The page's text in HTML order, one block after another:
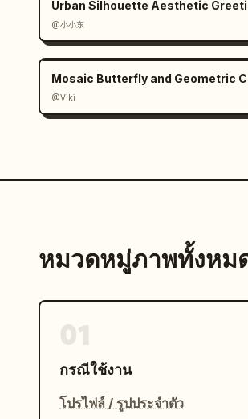
Urban Silhouette Aesthetic
@小小东
Mosaic Butterfly and Geometric
@Viki
หมวดหมู่ภาพทั้งหม
กรณีใช้งาน
โปรไฟล์ / รูปประจำตัว